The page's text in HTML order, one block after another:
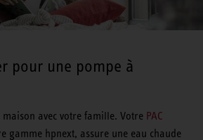
pour une pompe à
maison avec votre famille. Votre PAC
gamme hpnext, assure une eau chaude